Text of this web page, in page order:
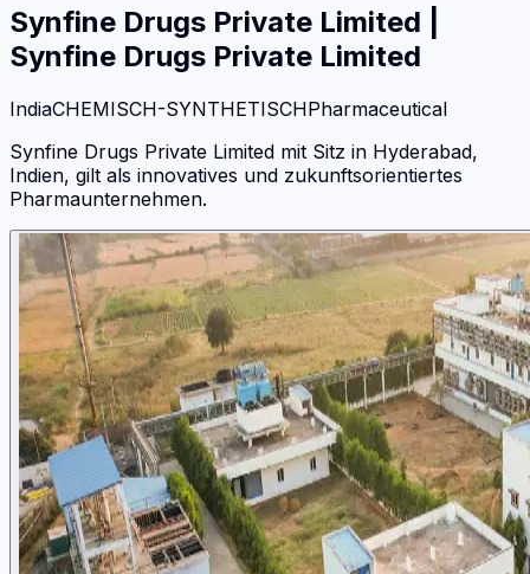
Synfine Drugs Private Limited
Synfine Drugs Private Limited
IndiaCHEMISCH-SYNTHETISCHPharmaceutical
Synfine Drugs Private Limited mit Sitz in Hyderabad,
Indien, gilt als innovatives und zukunftsorientiertes
Pharmaunternehmen.